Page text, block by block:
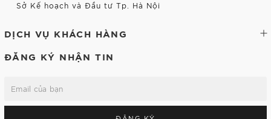
Sở Kế hoạch và Đầu tư Tp. Hà Nội
DỊCH VỤ KHÁCH HÀNG
ĐĂNG KÝ NHẬN TIN